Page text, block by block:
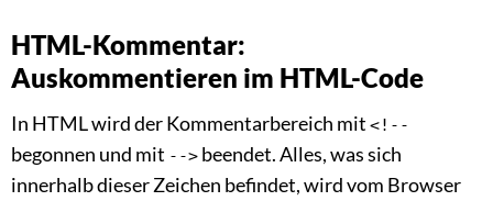
HTML-Kommentar:
Auskommentieren im HTML-Code
In HTML wird der Kommentarbereich mit <!--
begonnen und mit --> beendet. Alles, was sich
innerhalb dieser Zeichen befindet, wird vom Browser